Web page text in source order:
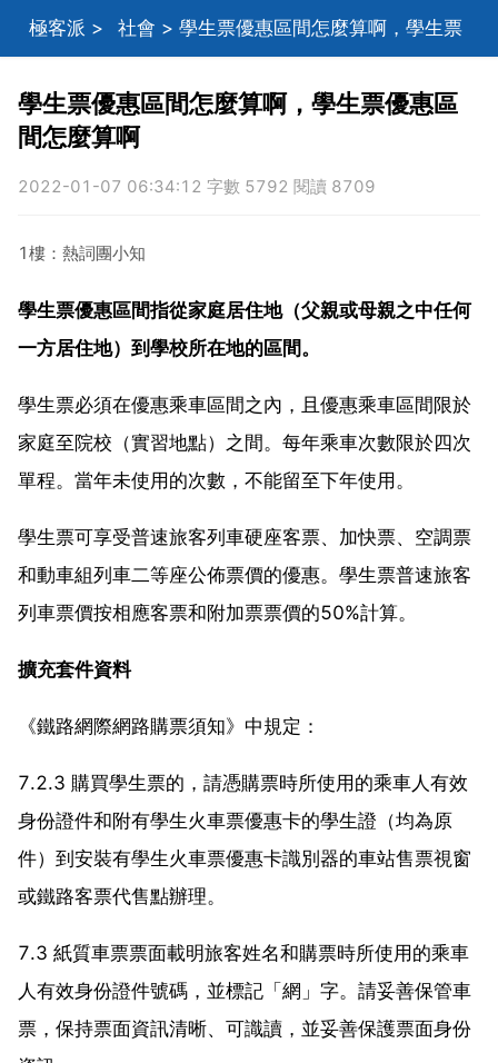
極客派 > 社會 > 學生票優惠區間怎麼算啊，學生票
優惠區間怎麼算啊
學生票優惠區間怎麼算啊，學生票優惠區
間怎麼算啊
2022-01-07 06:34:12 字數 5792 閱讀 8709
1樓：熱詞團小知
學生票優惠區間指從家庭居住地（父親或母親之中任何
一方居住地）到學校所在地的區間。
學生票必須在優惠乘車區間之內，且優惠乘車區間限於
家庭至院校（實習地點）之間。每年乘車次數限於四次
單程。當年未使用的次數，不能留至下年使用。
學生票可享受普速旅客列車硬座客票、加快票、空調票
和動車組列車二等座公佈票價的優惠。學生票普速旅客
列車票價按相應客票和附加票票價的50%計算。
擴充套件資料
《鐵路網際網路購票須知》中規定：
7.2.3 購買學生票的，請憑購票時所使用的乘車人有效
身份證件和附有學生火車票優惠卡的學生證（均為原
件）到安裝有學生火車票優惠卡識別器的車站售票視窗
或鐵路客票代售點辦理。
7.3 紙質車票票面載明旅客姓名和購票時所使用的乘車
人有效身份證件號碼，並標記「網」字。請妥善保管車
票，保持票面資訊清晰、可識讀，並妥善保護票面身份